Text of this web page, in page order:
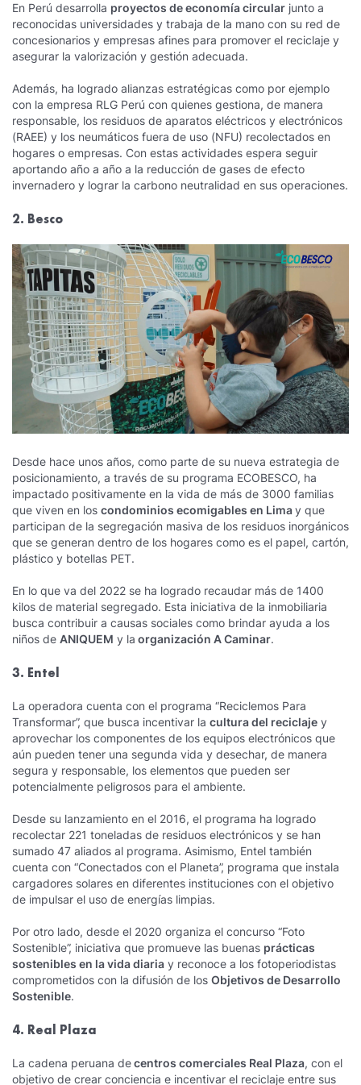
En Perú desarrolla proyectos de economía circular junto a
reconocidas universidades y trabaja de la mano con su red de
concesionarios y empresas afines para promover el reciclaje y
asegurar la valorización y gestión adecuada.
Además, ha logrado alianzas estratégicas como por ejemplo
con la empresa RLG Perú con quienes gestiona, de manera
responsable, los residuos de aparatos eléctricos y electrónicos
(RAEE) y los neumáticos fuera de uso (NFU) recolectados en
hogares o empresas. Con estas actividades espera seguir
aportando año a año a la reducción de gases de efecto
invernadero y lograr la carbono neutralidad en sus operaciones.
2. Besco
Desde hace unos años, como parte de su nueva estrategia de
posicionamiento, a través de su programa ECOBESCO, ha
impactado positivamente en la vida de más de 3000 familias
que viven en los condominios ecomigables en Limay que
participan de la segregación masiva de los residuos inorgánicos
que se generan dentro de los hogares como es el papel, cartón,
plástico y botellas PET.
En lo que va del 2022 se ha logrado recaudar más de 1400
kilos de material segregado. Esta iniciativa de la inmobiliaria
busca contribuir a causas sociales como brindar ayuda a los
niños de ANIQUEM y la organización A Caminar.
3. Entel
La operadora cuenta con el programa “Reciclemos Para
Transformar”, que busca incentivar la cultura del reciclaje y
aprovechar los componentes de los equipos electrónicos que
aún pueden tener una segunda vida y desechar, de manera
segura y responsable, los elementos que pueden ser
potencialmente peligrosos para el ambiente.
Desde su lanzamiento en el 2016, el programa ha logrado
recolectar 221 toneladas de residuos electrónicos y se han
sumado 47 aliados al programa. Asimismo, Entel también
cuenta con “Conectados con el Planeta”, programa que instala
cargadores solares en diferentes instituciones con el objetivo
de impulsar el uso de energías limpias.
Por otro lado, desde el 2020 organiza el concurso “Foto
Sostenible”, iniciativa que promueve las buenas prácticas
sostenibles en la vida diaria y reconoce a los fotoperiodistas
comprometidos con la difusión de los Objetivos de Desarrollo
Sostenible.
4. Real Plaza
La cadena peruana decentros comerciales Real Plaza, con el
objetivo de crear conciencia e incentivar el reciclaje entre sus